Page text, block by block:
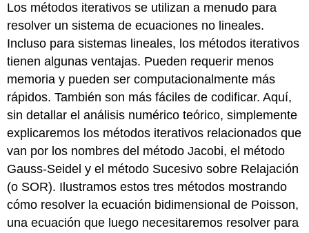
de
Newton
un
sistema
de
ecuaciones
lineales
Los métodos iterativos se utilizan a menudo para
resolver un sistema de ecuaciones no lineales.
Incluso para sistemas lineales, los métodos iterativos
tienen algunas ventajas. Pueden requerir menos
memoria y pueden ser computacionalmente más
rápidos. También son más fáciles de codificar. Aquí,
sin detallar el análisis numérico teórico, simplemente
explicaremos los métodos iterativos relacionados que
van por los nombres del método Jacobi, el método
Gauss-Seidel y el método Sucesivo sobre Relajación
(o SOR). Ilustramos estos tres métodos mostrando
cómo resolver la ecuación bidimensional de Poisson,
una ecuación que luego necesitaremos resolver para